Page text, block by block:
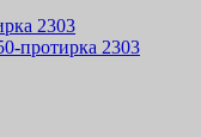
протирка 2303